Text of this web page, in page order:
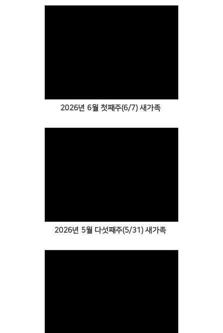
2026년 6월 첫째주(6/7) 새가족
2026년 5월 다섯째주(5/31) 새가족